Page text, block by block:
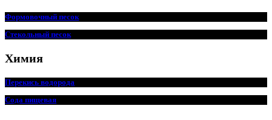
Формовочный песок
Стекольный песок
Химия
Перекись водорода
Сода пищевая